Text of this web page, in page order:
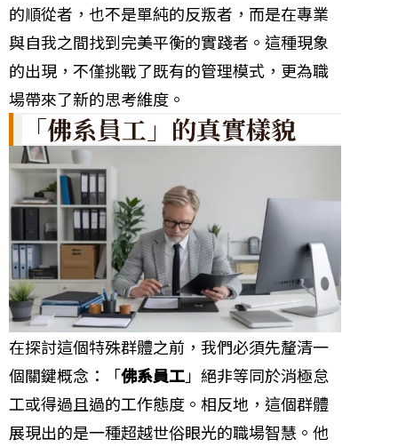
的順從者，也不是單純的反叛者，而是在專業
與自我之間找到完美平衡的實踐者。這種現象
的出現，不僅挑戰了既有的管理模式，更為職
場帶來了新的思考維度。
「佛系員工」的真實樣貌
在探討這個特殊群體之前，我們必須先釐清一
個關鍵概念：「佛系員工」絕非等同於消極怠
工或得過且過的工作態度。相反地，這個群體
展現出的是一種超越世俗眼光的職場智慧。他